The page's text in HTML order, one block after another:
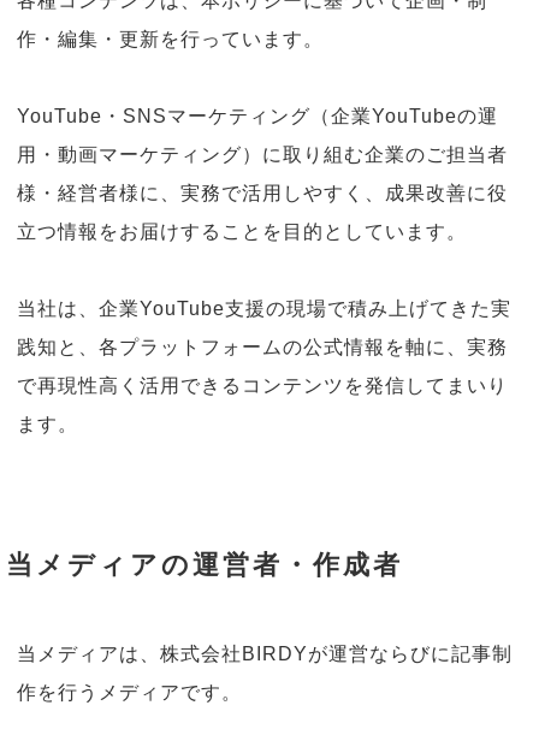
作・編集・更新を行っています。
YouTube・SNSマーケティング（企業YouTubeの運
用・動画マーケティング）に取り組む企業のご担当者
様・経営者様に、実務で活用しやすく、成果改善に役
立つ情報をお届けすることを目的としています。
当社は、企業YouTube支援の現場で積み上げてきた実
践知と、各プラットフォームの公式情報を軸に、実務
で再現性高く活用できるコンテンツを発信してまいり
ます。
当メディアの運営者・作成者
当メディアは、株式会社BIRDYが運営ならびに記事制
作を行うメディアです。